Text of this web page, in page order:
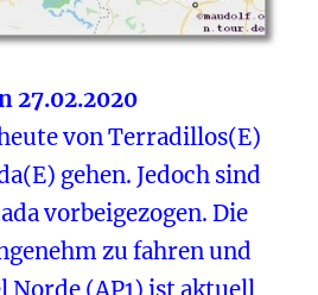
27.02.2020
von Terradillos(E)
gehen. Jedoch sind
vorbeigezogen. Die
zu fahren und
Norde (AP1) ist aktuell